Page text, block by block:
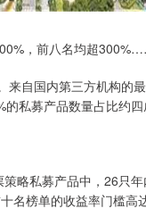
，前八名均超
自国内第三方机构的
私募产品数量占比约四
略私募产品中，26只
名榜单的收益率门槛